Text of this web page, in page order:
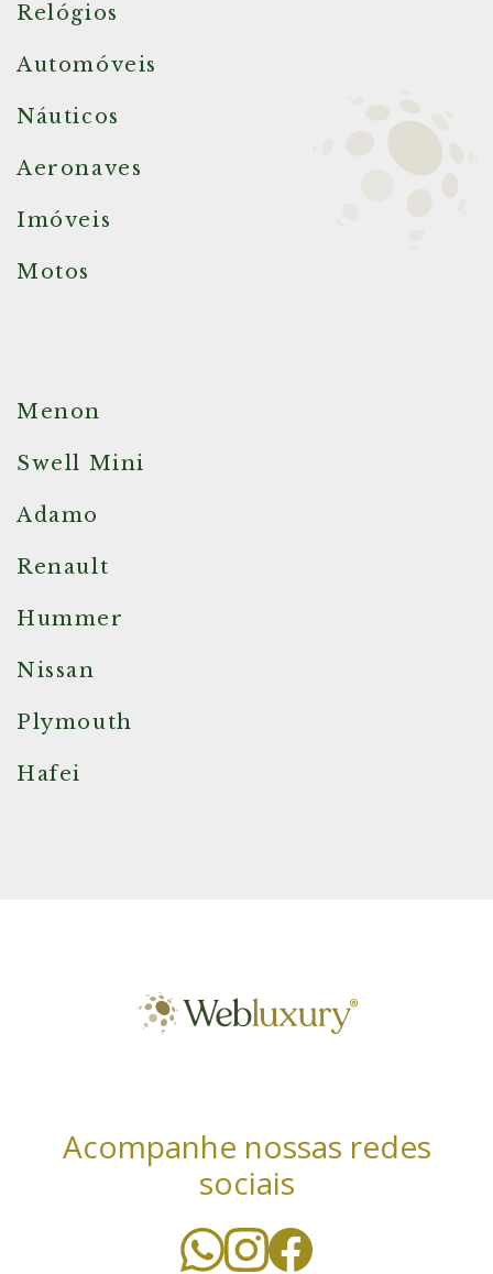
Utilizamos cookies essenciais e tecnologias
semelhantes de acordo com a nossa Política de
Relógios
Automóveis
Náuticos
Aeronaves
Imóveis
Motos
Menon
Swell Mini
Adamo
Renault
Hummer
Nissan
Plymouth
Hafei
Acompanhe nossas redes
sociais